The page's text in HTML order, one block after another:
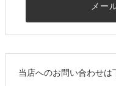
メー
当店へのお問い合わせは